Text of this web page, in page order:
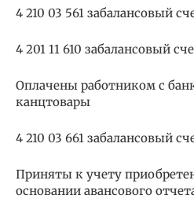
4 210 03 561 забалансовый
4 201 11 610 забалансовый
Оплачены работником с
канцтовары
4 210 03 661 забалансовый
Приняты к учету
основании авансового